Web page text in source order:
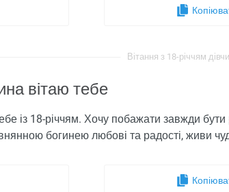
Вітання з 18-річчям
вітаю тебе
із 18-річчям. Хочу побажати завжди
богинею любові та радості, живи